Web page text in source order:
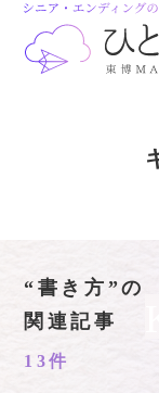
“書き方”の
関連記事
13件